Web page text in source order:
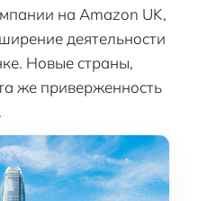
на Amazon UK,
деятельности
Новые страны,
же приверженность